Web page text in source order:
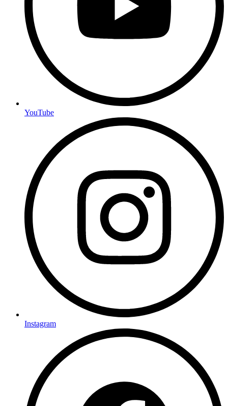
YouTube
Instagram